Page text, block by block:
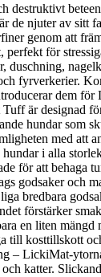
destruktivt
de njuter av sitt
genom att
perfekt för
duschning,
fyrverkerier.
dem
är designad
hundar som
med att
hundar i alla
för att behaga
godsaker och
bredbara
förstärker
en liten mängd
till kosttillskott
– LickiMat-
katter.